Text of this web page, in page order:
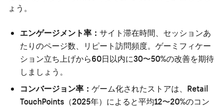
ょう。
エンゲージメント率： サイト滞在時間、セッションあ
たりのページ数、リピート訪問頻度。ゲーミフィケー
ション立ち上げから60日以内に30〜50%の改善を期待
しましょう。
コンバージョン率： ゲーム化されたストアは、Retail
TouchPoints（2025年）によると平均12〜20%のコン